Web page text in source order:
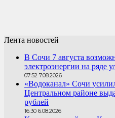
Лента новостей
В Сочи 7 августа
электроэнергии на ряде
07:52 7.08.2026
«Водоканал» Сочи
Центральном районе
рублей
16:30 6.08.2026